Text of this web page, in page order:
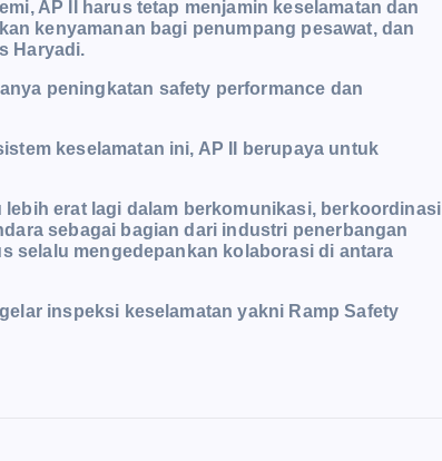
AP II harus tetap menjamin keselamatan dan
kenyamanan bagi penumpang pesawat, dan
Haryadi.
peningkatan safety performance dan
keselamatan ini, AP II berupaya untuk
erat lagi dalam berkomunikasi, berkoordinasi
sebagai bagian dari industri penerbangan
selalu mengedepankan kolaborasi di antara
inspeksi keselamatan yakni Ramp Safety